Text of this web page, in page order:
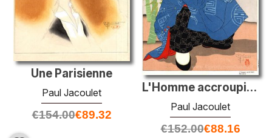
Une Parisienne
Paul Jacoulet
€154.00€89.32
L'Homme accroupi. Chinois
Paul Jacoulet
€152.00€88.16